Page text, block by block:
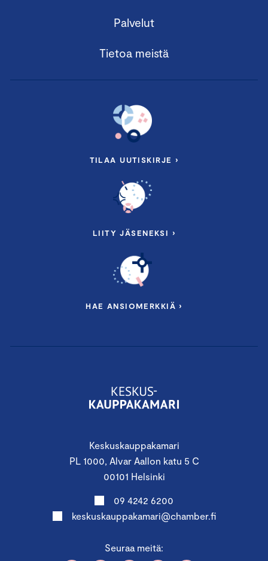
Keskuskauppakamari
PL 1000, Alvar Aallon katu 5 C
00101 Helsinki
09 4242 6200
keskuskauppakamari@chamber.fi
Seuraa meitä:
Palvelut
Tietoa meistä
TILAA UUTISKIRJE ›
LIITY JÄSENEKSI ›
HAE ANSIOMERKKIÄ ›